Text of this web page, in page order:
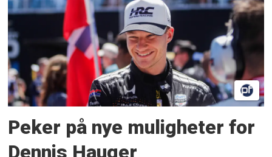
Peker på nye muligheter for